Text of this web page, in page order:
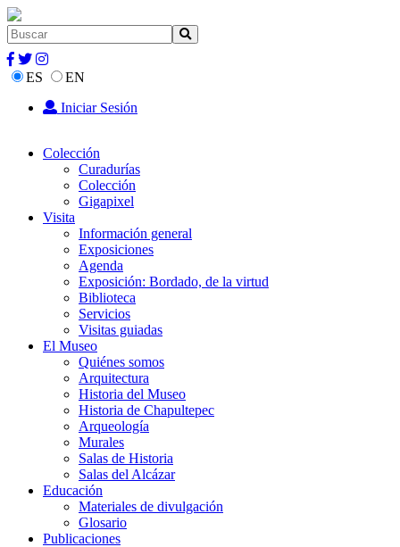
ES
EN
Iniciar Sesión
Colección
Curadurías
Colección
Gigapixel
Visita
Información general
Exposiciones
Agenda
Exposición: Bordado, de la virtud
Biblioteca
Servicios
Visitas guiadas
El Museo
Quiénes somos
Arquitectura
Historia del Museo
Historia de Chapultepec
Arqueología
Murales
Salas de Historia
Salas del Alcázar
Educación
Materiales de divulgación
Glosario
Publicaciones